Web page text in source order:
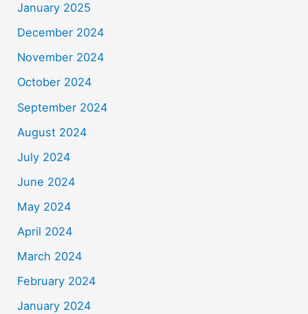
January 2025
December 2024
November 2024
October 2024
September 2024
August 2024
July 2024
June 2024
May 2024
April 2024
March 2024
February 2024
January 2024